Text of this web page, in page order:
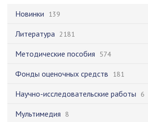
Новинки 139
Литература 2181
Методические пособия 574
Фонды оценочных средств 181
Научно-исследовательские работы 6
Мультимедия 8